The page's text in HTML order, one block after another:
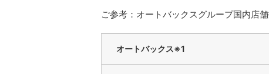
ご参考：オートバックスグループ国内店
オートバックス※1